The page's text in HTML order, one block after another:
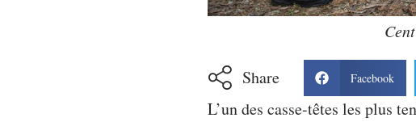
Share Facebook
L’un des casse-têtes les plus